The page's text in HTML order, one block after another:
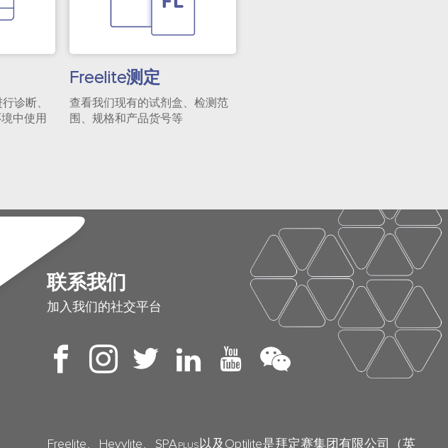
诊断、
中使用
Freelite测定
查看我们现有的试剂盒、检测范
围、规格和产品货号等
联系我们
加入我们的社交平台
Freelite、Hevylite、SPAPLUS 以及Optilite是拜定赛集团有限公司（英